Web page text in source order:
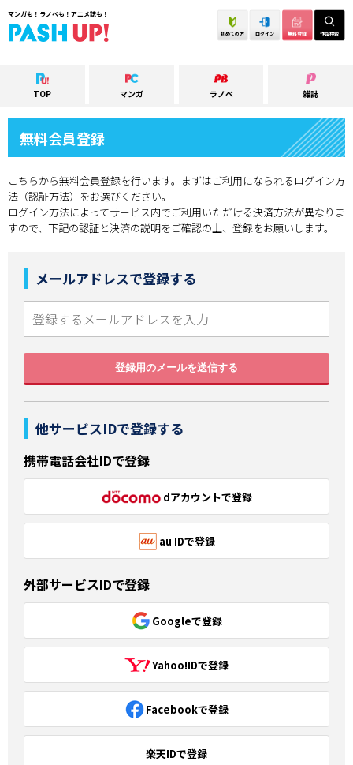
マンガも！ラノベも！アニメ誌も！
初めての方 ログイン 無料登録 作品検索
TOP マンガ ラノベ 雑誌
無料会員登録
こちらから無料会員登録を行います。まずはご利用になられるログイン方
法（認証方法）をお選びください。
ログイン方法によってサービス内でご利用いただける決済方法が異なりま
すので、下記の認証と決済の説明をご確認の上、登録をお願いします。
メールアドレスで登録する
登録用のメールを送信する
他サービスIDで登録する
携帯電話会社IDで登録
dアカウントで登録
au IDで登録
外部サービスIDで登録
Googleで登録
Yahoo!IDで登録
Facebookで登録
楽天IDで登録